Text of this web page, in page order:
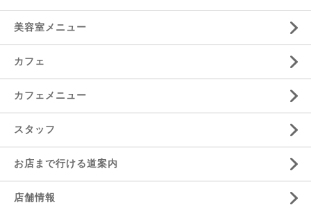
美容室メニュー
カフェ
カフェメニュー
スタッフ
お店まで行ける道案内
店舗情報